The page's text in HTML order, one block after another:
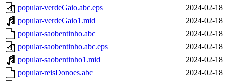
popular-verdeGaio.abc.eps
2024-02-18
popular-verdeGaio1.mid
2024-02-18
popular-saobentinho.abc
2024-02-18
popular-saobentinho.abc.eps
2024-02-18
popular-saobentinho1.mid
2024-02-18
popular-reisDonoes.abc
2024-02-18